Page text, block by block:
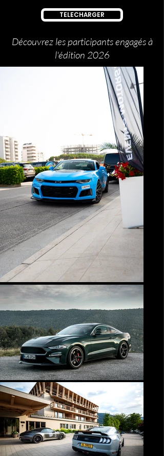
TELECHARGER
Découvrez les participants engagés à
l'édition 2026